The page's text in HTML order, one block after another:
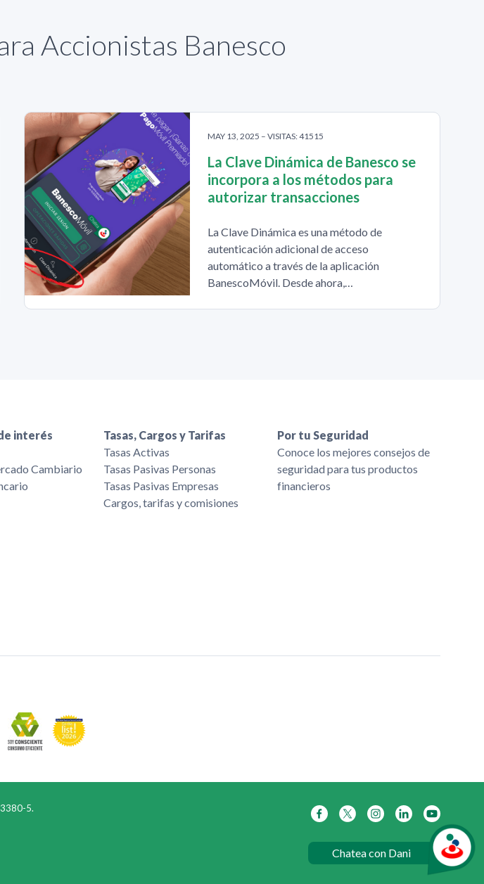
Accionistas Banesco
MAY 13, 2025 – VISITAS: 41515
La Clave Dinámica de Banesco se
incorpora a los métodos para
autorizar transacciones
La Clave Dinámica es una método de
autenticación adicional de acceso
automático a través de la aplicación
BanescoMóvil. Desde ahora,…
interés
Cambiario
Tasas, Cargos y Tarifas
Tasas Activas
Tasas Pasivas Personas
Tasas Pasivas Empresas
Cargos, tarifas y comisiones
Por tu Seguridad
Conoce los mejores consejos de
seguridad para tus productos
financieros
5.
Chatea con Dani